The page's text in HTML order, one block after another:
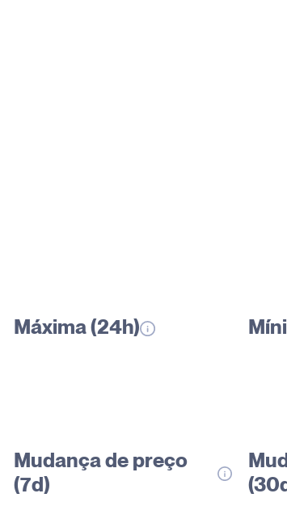
Máxima (24h)
Mudança de preço
(7d)